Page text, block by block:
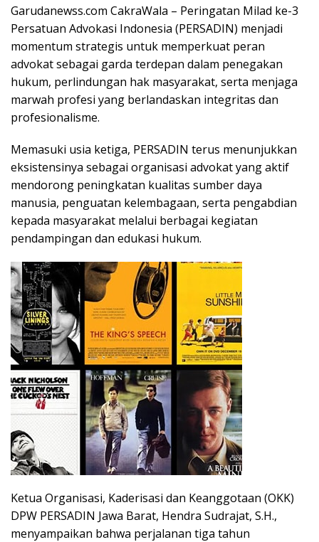
Garudanewss.com CakraWala – Peringatan Milad ke-3
Persatuan Advokasi Indonesia (PERSADIN) menjadi
momentum strategis untuk memperkuat peran
advokat sebagai garda terdepan dalam penegakan
hukum, perlindungan hak masyarakat, serta menjaga
marwah profesi yang berlandaskan integritas dan
profesionalisme.
Memasuki usia ketiga, PERSADIN terus menunjukkan
eksistensinya sebagai organisasi advokat yang aktif
mendorong peningkatan kualitas sumber daya
manusia, penguatan kelembagaan, serta pengabdian
kepada masyarakat melalui berbagai kegiatan
pendampingan dan edukasi hukum.
Ketua Organisasi, Kaderisasi dan Keanggotaan (OKK)
DPW PERSADIN Jawa Barat, Hendra Sudrajat, S.H.,
menyampaikan bahwa perjalanan tiga tahun